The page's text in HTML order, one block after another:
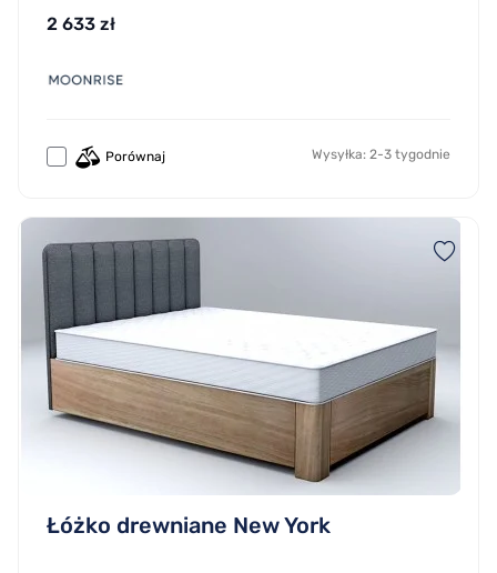
2 633 zł
Porównaj Wysyłka: 2-3 tygodnie
Łóżko drewniane New York